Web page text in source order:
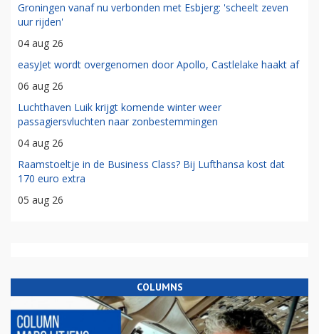
Groningen vanaf nu verbonden met Esbjerg: 'scheelt zeven
uur rijden'
04 aug 26
easyJet wordt overgenomen door Apollo, Castlelake haakt af
06 aug 26
Luchthaven Luik krijgt komende winter weer
passagiersvluchten naar zonbestemmingen
04 aug 26
Raamstoeltje in de Business Class? Bij Lufthansa kost dat
170 euro extra
05 aug 26
COLUMNS